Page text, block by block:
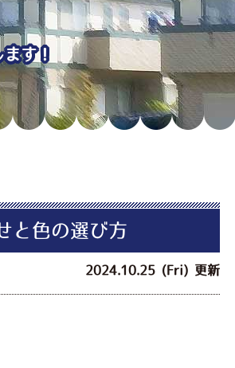
す！
と色の選び方
2024.10.25 (Fri) 更新